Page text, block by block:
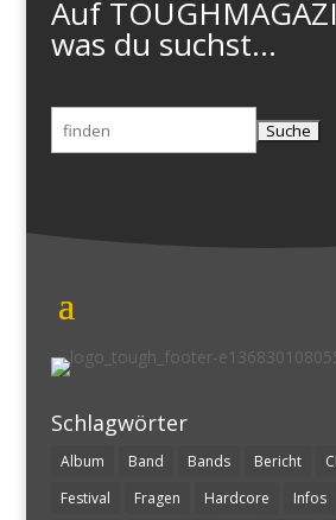
Auf
was du suchst...
Suchen
nach:
Schlagwörter
Album Band Bands Bericht
Festival
Fragen Hardcore Infos